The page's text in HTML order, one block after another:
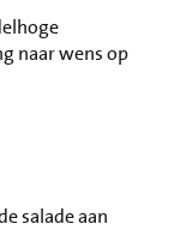
naar wens op
salade aan